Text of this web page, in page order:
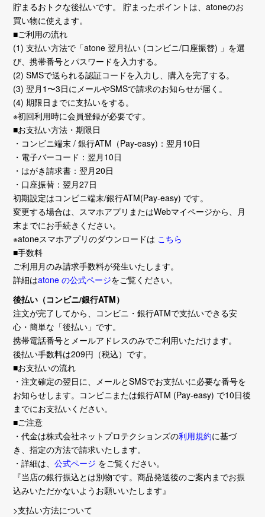
貯まるおトクな後払いです。 貯まったポイントは、atoneのお
買い物に使えます。
■ご利用の流れ
(1) 支払い方法で「atone 翌月払い (コンビニ/口座振替) 」を選
び、携帯番号とパスワードを入力する。
(2) SMSで送られる認証コードを入力し、購入を完了する。
(3) 翌月1〜3日にメールやSMSで請求のお知らせが届く。
(4) 期限日までに支払いをする。
※初回利用時に会員登録が必要です。
■お支払い方法・期限日
・コンビニ端末 / 銀行ATM（Pay-easy)：翌月10日
・電子バーコード：翌月10日
・はがき請求書：翌月20日
・口座振替：翌月27日
初期設定はコンビニ端末/銀行ATM(Pay-easy) です。
変更する場合は、スマホアプリまたはWebマイページから、月
末までにお手続きください。
※atoneスマホアプリのダウンロードは こちら
■手数料
ご利用月のみ請求手数料が発生いたします。
詳細はatone の公式ページをご覧ください。
後払い（コンビニ/銀行ATM）
注文が完了してから、コンビニ・銀行ATMで支払いできる安
心・簡単な「後払い」です。
携帯電話番号とメールアドレスのみでご利用いただけます。
後払い手数料は209円（税込）です。
■お支払いの流れ
・注文確定の翌日に、メールとSMSでお支払いに必要な番号を
お知らせします。コンビニまたは銀行ATM (Pay-easy) で10日後
までにお支払いください。
■ご注意
・代金は株式会社ネットプロテクションズの利用規約に基づ
き、指定の方法で請求いたします。
・詳細は、公式ページ をご覧ください。
『当店の銀行振込とは別物です。商品発送後のご案内までお振
込みいただかないようお願いいたします』
>支払い方法について